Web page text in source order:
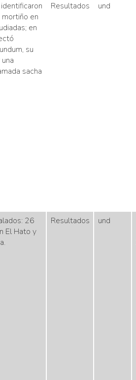
en
en
su
sacha
Resultados und
26
El Hato y
Resultados und